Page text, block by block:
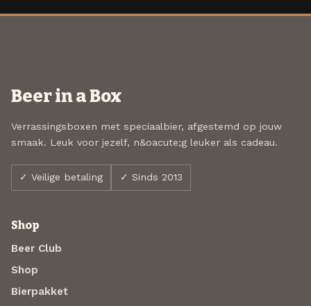
Beer in a Box
Verrassingsboxen met speciaalbier, afgestemd op jouw
smaak. Leuk voor jezelf, n&oacute;g leuker als cadeau.
✓ Veilige betaling ✓ Sinds 2013
Shop
Beer Club
Shop
Bierpakket